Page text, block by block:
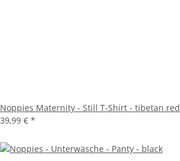
Noppies Maternity - Still T-Shirt - tibetan red
39,99 € *